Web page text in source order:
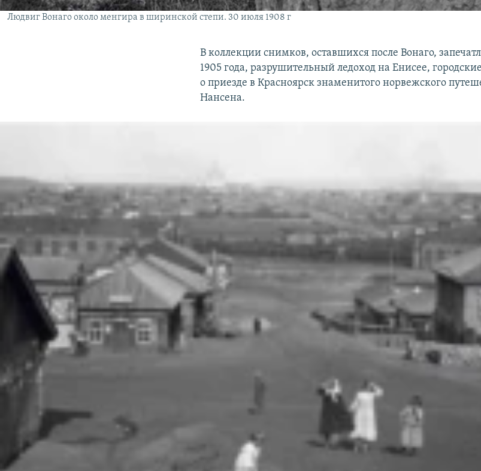
Людвиг Вонаго около менгира в ширинской степи. 30 июля 1908 г
В коллекции снимков, оставшихся после Вонаго,
1905 года, разрушительный ледоход на Енисее,
о приезде в Красноярск знаменитого норвежского
Нансена.